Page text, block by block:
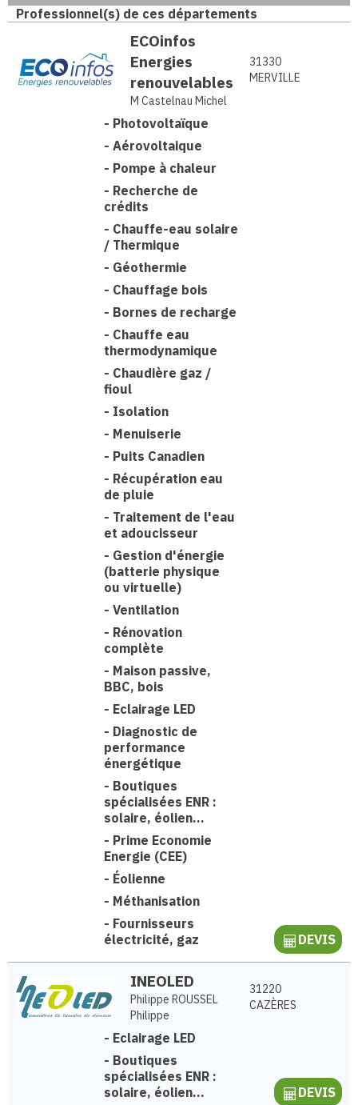
Professionnel(s) de ces départements
ECOinfos
Energies
renouvelables
M Castelnau Michel
31330
MERVILLE
- Photovoltaïque
- Aérovoltaique
- Pompe à chaleur
- Recherche de
crédits
- Chauffe-eau solaire
/ Thermique
- Géothermie
- Chauffage bois
- Bornes de recharge
- Chauffe eau
thermodynamique
- Chaudière gaz /
fioul
- Isolation
- Menuiserie
- Puits Canadien
- Récupération eau
de pluie
- Traitement de l'eau
et adoucisseur
- Gestion d'énergie
(batterie physique
ou virtuelle)
- Ventilation
- Rénovation
complète
- Maison passive,
BBC, bois
- Eclairage LED
- Diagnostic de
performance
énergétique
- Boutiques
spécialisées ENR :
solaire, éolien...
- Prime Economie
Energie (CEE)
- Éolienne
- Méthanisation
- Fournisseurs
électricité, gaz
DEVIS
INEOLED
Philippe ROUSSEL
Philippe
31220
CAZÈRES
- Eclairage LED
- Boutiques
spécialisées ENR :
solaire, éolien...
DEVIS